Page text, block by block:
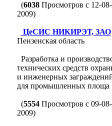
(6038Просмотров с 12-08-
2009)
ЦеСИС НИКИРЭТ, ЗАО
Пензенская область
Разработка и
технических средств
и инженерных
для промышленных площа
(5554Просмотров с 09-08-
2009)